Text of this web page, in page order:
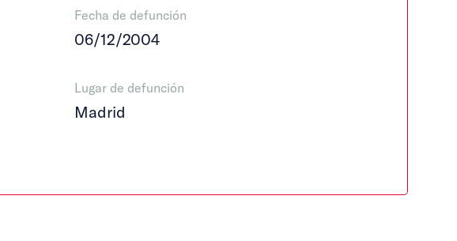
Fecha de defunción
06/12/2004
Lugar de defunción
Madrid